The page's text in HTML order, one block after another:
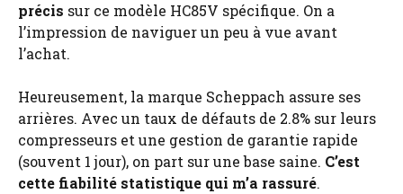
précis sur ce modèle HC85V spécifique. On a
l’impression de naviguer un peu à vue avant
l’achat.
Heureusement, la marque Scheppach assure ses
arrières. Avec un taux de défauts de 2.8% sur leurs
compresseurs et une gestion de garantie rapide
(souvent 1 jour), on part sur une base saine. C’est
cette fiabilité statistique qui m’a rassuré.